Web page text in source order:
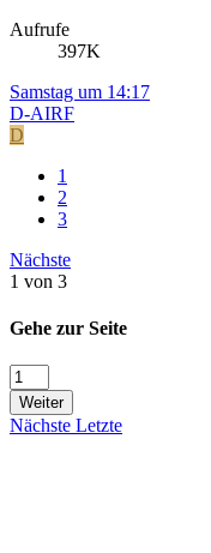
Aufrufe
397K
Samstag um 14:17
D-AIRF
D
1
2
3
Nächste
1 von 3
Gehe zur Seite
Weiter
Nächste Letzte